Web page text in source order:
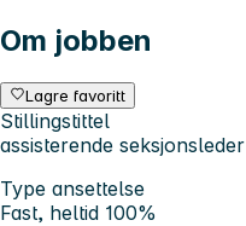
Om jobben
Lagre favoritt
Stillingstittel
assisterende seksjonsleder
Type ansettelse
Fast, heltid 100%